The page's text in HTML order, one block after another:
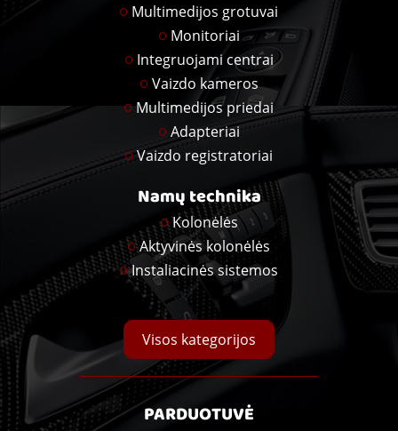
Multimedijos grotuvai
Monitoriai
Integruojami centrai
Vaizdo kameros
Multimedijos priedai
Adapteriai
Vaizdo registratoriai
Namų technika
Kolonėlės
Aktyvinės kolonėlės
Instaliacinės sistemos
Visos kategorijos
PARDUOTUVĖ